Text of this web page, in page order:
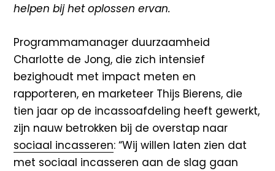
helpen bij het oplossen ervan.
Programmamanager duurzaamheid
Charlotte de Jong, die zich intensief
bezighoudt met impact meten en
rapporteren, en marketeer Thijs Bierens, die
tien jaar op de incassoafdeling heeft gewerkt,
zijn nauw betrokken bij de overstap naar
sociaal incasseren: “Wij willen laten zien dat
met sociaal incasseren aan de slag gaan